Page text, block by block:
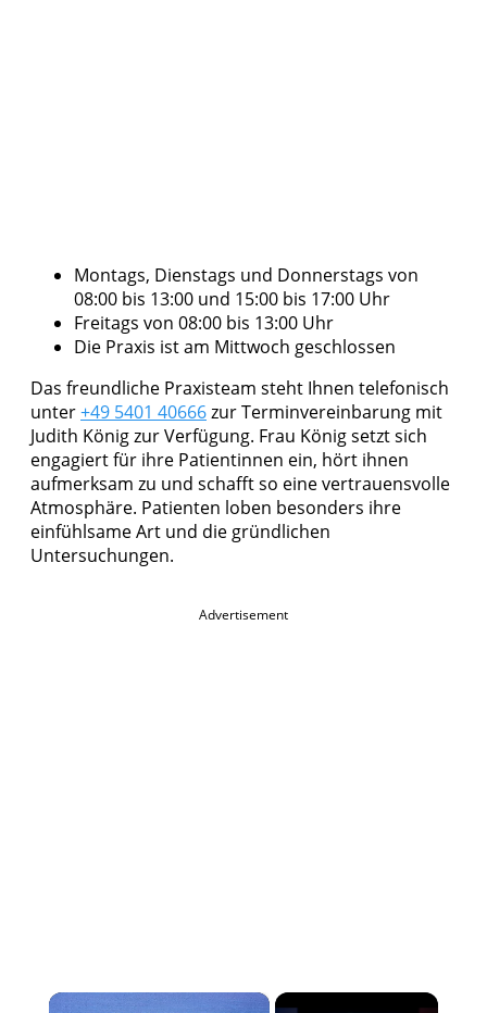
Montags, Dienstags und Donnerstags von
08:00 bis 13:00 und 15:00 bis 17:00 Uhr
Freitags von 08:00 bis 13:00 Uhr
Die Praxis ist am Mittwoch geschlossen
Das freundliche Praxisteam steht Ihnen telefonisch
unter+49 5401 40666zur Terminvereinbarung mit
Judith König zur Verfügung. Frau König setzt sich
engagiert für ihre Patientinnen ein, hört ihnen
aufmerksam zu und schafft so eine vertrauensvolle
Atmosphäre. Patienten loben besonders ihre
einfühlsame Art und die gründlichen
Untersuchungen.
Advertisement
×